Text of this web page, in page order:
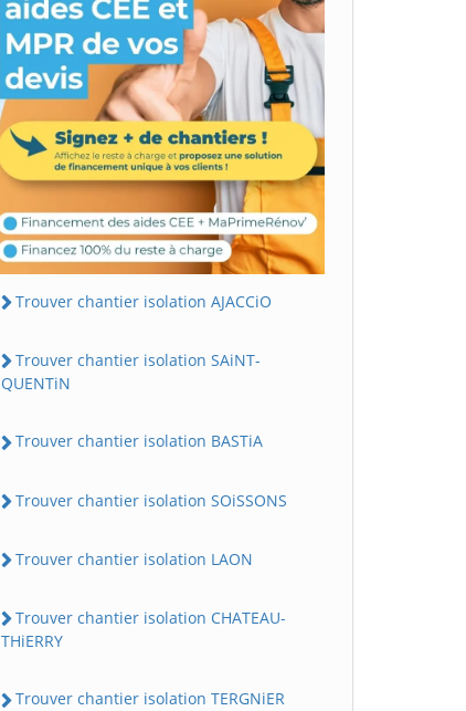
Trouver chantier isolation AJACCiO
Trouver chantier isolation SAiNT-
QUENTiN
Trouver chantier isolation BASTiA
Trouver chantier isolation SOiSSONS
Trouver chantier isolation LAON
Trouver chantier isolation CHATEAU-
THiERRY
Trouver chantier isolation TERGNiER